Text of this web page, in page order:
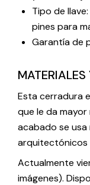
Tipo de
pines para
Garantía de
Esta cerradura
que le da
acabado se usa
arquitectónicos
Actualmente
imágenes).